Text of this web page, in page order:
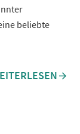
beliebte